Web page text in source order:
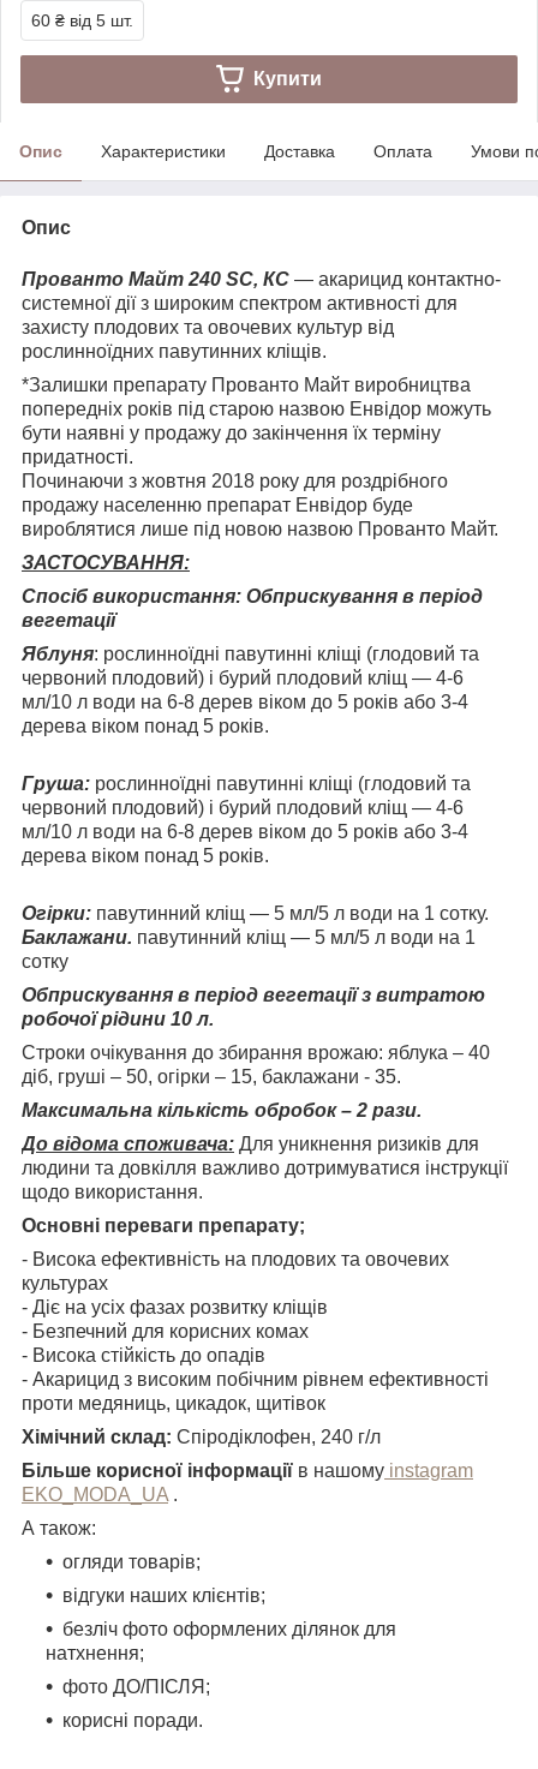
60 ₴ від 5 шт.
Купити
Опис Характеристики Доставка Оплата Умови
Опис
Прованто Майт 240 SC, КС — акарицид контактно-
системної дії з широким спектром активності для
захисту плодових та овочевих культур від
рослинноїдних павутинних кліщів.
*Залишки препарату Прованто Майт виробництва
попередніх років під старою назвою Енвідор можуть
бути наявні у продажу до закінчення їх терміну
придатності.
Починаючи з жовтня 2018 року для роздрібного
продажу населенню препарат Енвідор буде
вироблятися лише під новою назвою Прованто Майт.
ЗАСТОСУВАННЯ:
Спосіб використання: Обприскування в період
вегетації
Яблуня: рослинноїдні павутинні кліщі (глодовий та
червоний плодовий) і бурий плодовий кліщ — 4-6
мл/10 л води на 6-8 дерев віком до 5 років або 3-4
дерева віком понад 5 років.
Груша: рослинноїдні павутинні кліщі (глодовий та
червоний плодовий) і бурий плодовий кліщ — 4-6
мл/10 л води на 6-8 дерев віком до 5 років або 3-4
дерева віком понад 5 років.
Огірки: павутинний кліщ — 5 мл/5 л води на 1 сотку.
Баклажани. павутинний кліщ — 5 мл/5 л води на 1
сотку
Обприскування в період вегетації з витратою
робочої рідини 10 л.
Строки очікування до збирання врожаю: яблука – 40
діб, груші – 50, огірки – 15, баклажани - 35.
Максимальна кількість обробок – 2 рази.
До відома споживача: Для уникнення ризиків для
людини та довкілля важливо дотримуватися інструкції
щодо використання.
Основні переваги препарату;
- Висока ефективність на плодових та овочевих
культурах
- Діє на усіх фазах розвитку кліщів
- Безпечний для корисних комах
- Висока стійкість до опадів
- Акарицид з високим побічним рівнем ефективності
проти медяниць, цикадок, щитівок
Хімічний склад: Спіродіклофен, 240 г/л
Більше корисної інформації в нашому instagram
EKO_MODA_UA .
А також:
огляди товарів;
відгуки наших клієнтів;
безліч фото оформлених ділянок для
натхнення;
фото ДО/ПІСЛЯ;
корисні поради.